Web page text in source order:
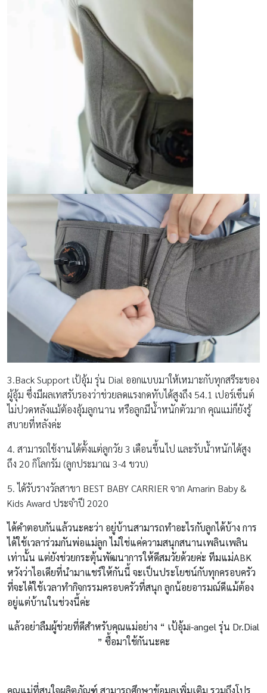
3.Back Support เป้อุ้ม รุ่น Dial ออกแบบมาให้เหมาะกับทุกสรีระของ
ผู้อุ้ม ซึ่งมีผลเทสรับรองว่าช่วยลดแรงกดทับได้สูงถึง 54.1 เปอร์เซ็นต์
ไม่ปวดหลังแม้ต้องอุ้มลูกนาน หรือลูกมีน้ำหนักตัวมาก คุณแม่ก็ยังรู้
สบายที่หลังค่ะ
4. สามารถใช้งานได้ตั้งแต่ลูกวัย 3 เดือนขึ้นไป และรับน้ำหนักได้สูง
ถึง 20 กิโลกรัม (ลูกประมาณ 3-4 ขวบ)
5. ได้รับรางวัลสาขา BEST BABY CARRIER จาก Amarin Baby &
Kids Award ประจำปี 2020
ได้คำตอบกันแล้วนะคะว่า อยู่บ้านสามารถทำอะไรกับลูกได้บ้าง การ
ได้ใช้เวลาร่วมกันพ่อแม่ลูก ไม่ใช่แค่ความสนุกสนานเพลินเพลิน
เท่านั้น แต่ยังช่วยกระตุ้นพัฒนาการให้ดีสมวัยด้วยค่ะ ทีมแม่ABK
หวังว่าไอเดียที่นำมาแชร์ให้กันนี้ จะเป็นประโยชน์กับทุกครอบครัว
ที่จะได้ใช้เวลาทำกิจกรรมครอบครัวที่สนุก ลูกน้อยอารมณ์ดีแม้ต้อง
อยู่แต่บ้านในช่วงนี้ค่ะ
แล้วอย่าลืมผู้ช่วยที่ดีสำหรับคุณแม่อย่าง “ เป้อุ้มi-angel รุ่น Dr.Dial
” ซื้อมาใช้กันนะคะ
คุณแม่ที่สนใจผลิตภัณฑ์ สามารถศึกษาข้อมูลเพิ่มเติม รวมถึงโปร